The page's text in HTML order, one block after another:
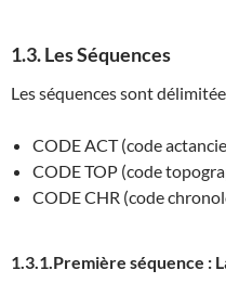
1.3. Les Séquences
Les séquences sont
CODE ACT (code
CODE TOP (code
CODE CHR (code
1.3.1.Première séquence :